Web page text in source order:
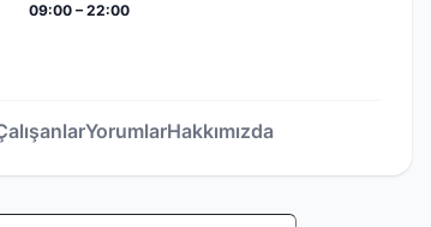
09:00 – 22:00
YorumlarHakkımızda